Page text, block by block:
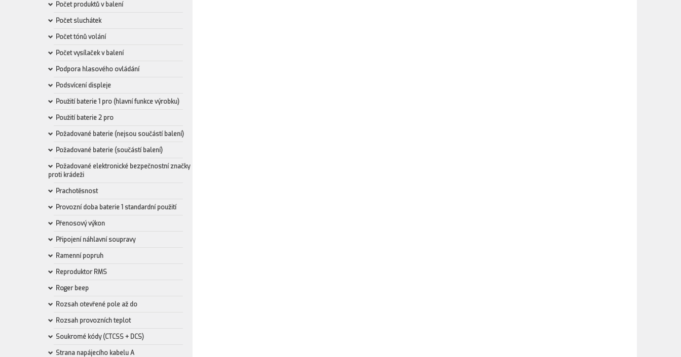
Počet produktů v balení
Počet sluchátek
Počet tónů volání
Počet vysílaček v balení
Podpora hlasového ovládání
Podsvícení displeje
Použití baterie 1 pro (hlavní funkce výrobku)
Použití baterie 2 pro
Požadované baterie (nejsou součástí balení)
Požadované baterie (součástí balení)
Požadované elektronické bezpečnostní značky
proti krádeži
Prachotěsnost
Provozní doba baterie 1 standardní použití
Přenosový výkon
Připojení náhlavní soupravy
Ramenní popruh
Reproduktor RMS
Roger beep
Rozsah otevřené pole až do
Rozsah provozních teplot
Soukromé kódy (CTCSS + DCS)
Strana napájecího kabelu A